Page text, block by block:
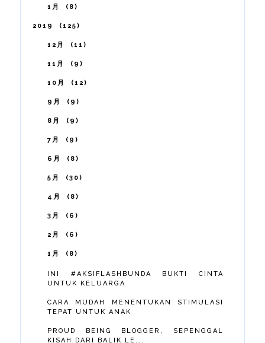
1月 8
2019 125
12月 11
11月 9
10月 12
9月 9
8月 9
7月 9
6月 8
5月 30
4月 8
3月 6
2月 6
1月 8
INI #AKSIFLASHBUNDA BUKTI CINTA
UNTUK KELUARGA
CARA MUDAH MENENTUKAN STIMULASI
TEPAT UNTUK ANAK
PROUD BEING BLOGGER, SEPENGGAL
KISAH DARI BALIK LE...